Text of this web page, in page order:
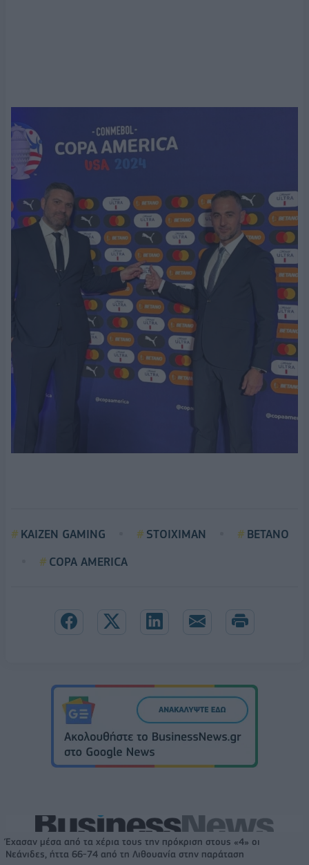
KAIZEN GAMING STOIXIMAN
BETANO
COPA AMERICA
Έχασαν μέσα από τα χέρια τους την πρόκριση στους «4» οι
Νεάνιδες, ήττα 66-74 από τη Λιθουανία στην παράταση